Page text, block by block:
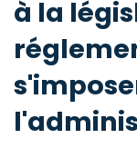
à la